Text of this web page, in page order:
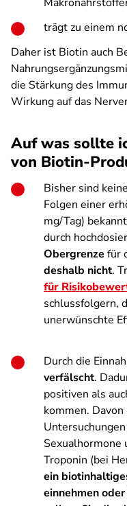
trägt zu einem
Daher ist Biotin auch
die Stärkung des
Wirkung auf das
Auf was sollte
von Biotin-
Bisher sind
Folgen einer
mg/Tag)
durch
Obergrenze für
deshalb nicht.
für
schlussfolgern,
unerwünschte
Durch die
verfälscht.
positiven als
kommen.
Sexualhormone
Troponin (bei
ein
einnehmen